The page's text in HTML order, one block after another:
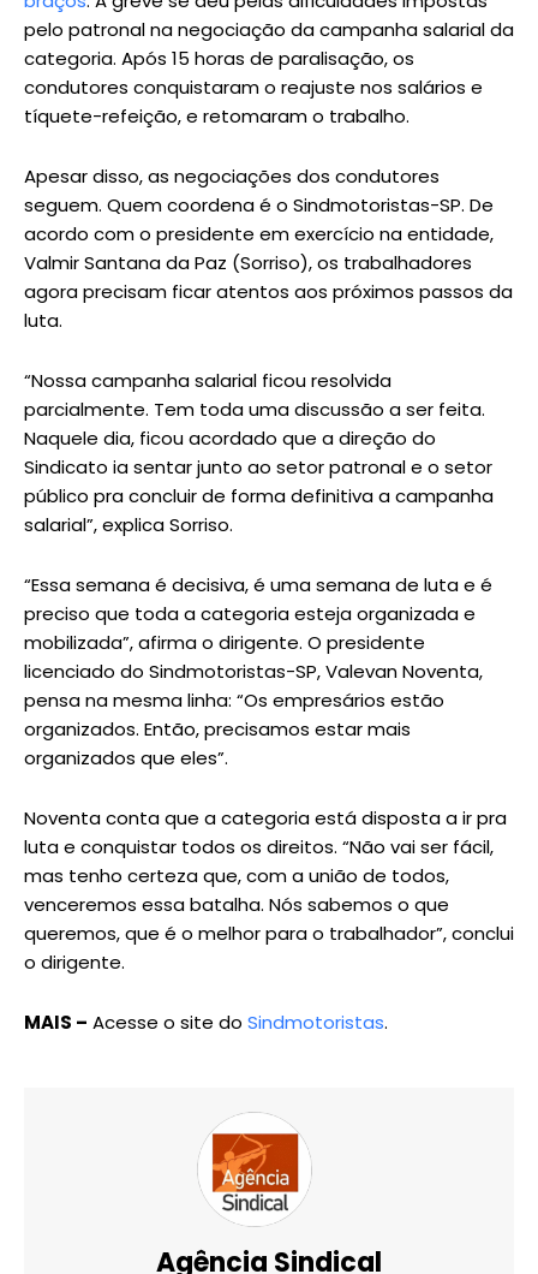
pelo patronal na negociação da campanha salarial da
categoria. Após 15 horas de paralisação, os
condutores conquistaram o reajuste nos salários e
tíquete-refeição, e retomaram o trabalho.
Apesar disso, as negociações dos condutores
seguem. Quem coordena é o Sindmotoristas-SP. De
acordo com o presidente em exercício na entidade,
Valmir Santana da Paz (Sorriso), os trabalhadores
agora precisam ficar atentos aos próximos passos da
luta.
“Nossa campanha salarial ficou resolvida
parcialmente. Tem toda uma discussão a ser feita.
Naquele dia, ficou acordado que a direção do
Sindicato ia sentar junto ao setor patronal e o setor
público pra concluir de forma definitiva a campanha
salarial”, explica Sorriso.
“Essa semana é decisiva, é uma semana de luta e é
preciso que toda a categoria esteja organizada e
mobilizada”, afirma o dirigente. O presidente
licenciado do Sindmotoristas-SP, Valevan Noventa,
pensa na mesma linha: “Os empresários estão
organizados. Então, precisamos estar mais
organizados que eles”.
Noventa conta que a categoria está disposta a ir pra
luta e conquistar todos os direitos. “Não vai ser fácil,
mas tenho certeza que, com a união de todos,
venceremos essa batalha. Nós sabemos o que
queremos, que é o melhor para o trabalhador”, conclui
o dirigente.
MAIS – Acesse o site do Sindmotoristas.
Agência Sindical